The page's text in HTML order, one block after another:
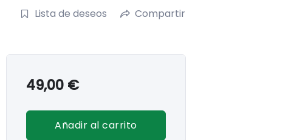
Lista de deseos Compartir
49,00 €
Añadir al carrito